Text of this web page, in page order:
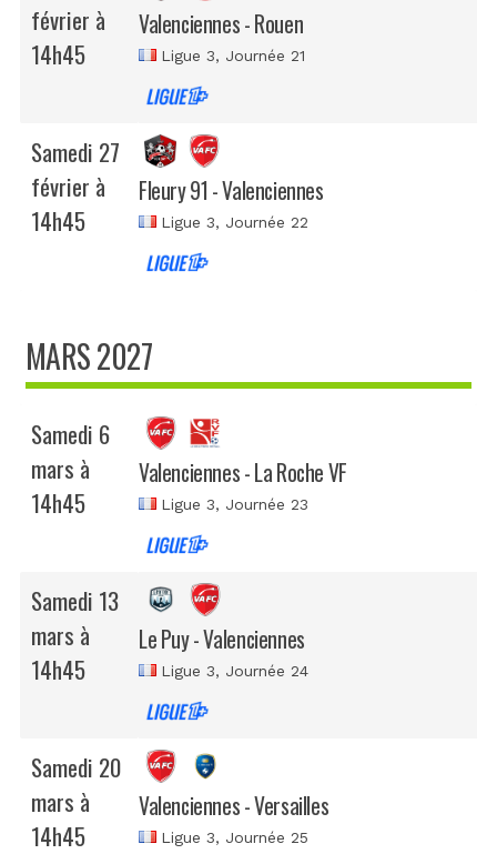
février à
14h45
Valenciennes - Rouen
Ligue 3, Journée 21
Samedi 27
février à
14h45
Fleury 91 - Valenciennes
Ligue 3, Journée 22
MARS 2027
Samedi 6
mars à
14h45
Valenciennes - La Roche VF
Ligue 3, Journée 23
Samedi 13
mars à
14h45
Le Puy - Valenciennes
Ligue 3, Journée 24
Samedi 20
mars à
14h45
Valenciennes - Versailles
Ligue 3, Journée 25